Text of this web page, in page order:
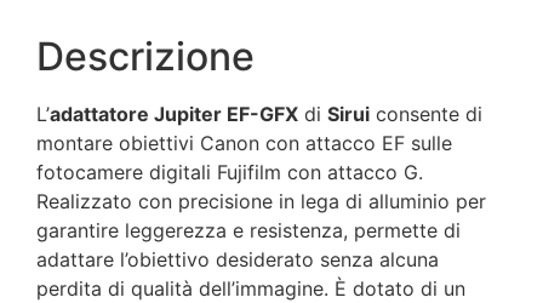
Descrizione
L’adattatore Jupiter EF-GFX di Sirui consente di
montare obiettivi Canon con attacco EF sulle
fotocamere digitali Fujifilm con attacco G.
Realizzato con precisione in lega di alluminio per
garantire leggerezza e resistenza, permette di
adattare l’obiettivo desiderato senza alcuna
perdita di qualità dell’immagine. È dotato di un